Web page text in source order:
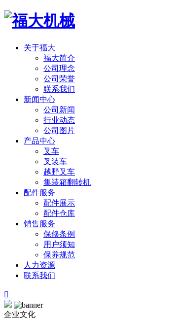
关于福大
福大简介
公司理念
公司荣誉
联系我们
新闻中心
公司新闻
行业动态
公司图片
产品中心
叉车
叉装车
越野叉车
集装箱翻转机
配件服务
配件展示
配件仓库
销售服务
保修条例
用户须知
保养规范
人力资源
联系我们

企业文化